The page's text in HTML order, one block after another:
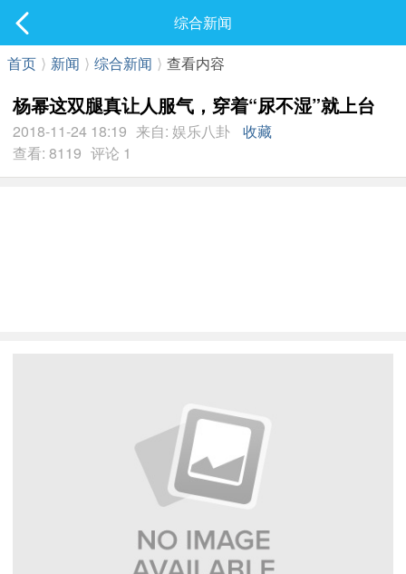
最新发表
综合新闻
首页 ⟩ 新闻 ⟩ 综合新闻 ⟩ 查看内容
杨幂这双腿真让人服气，穿着“尿不湿”就上台
2018-11-24 18:19 来自: 娱乐八卦
收藏
查看: 8119 评论 1